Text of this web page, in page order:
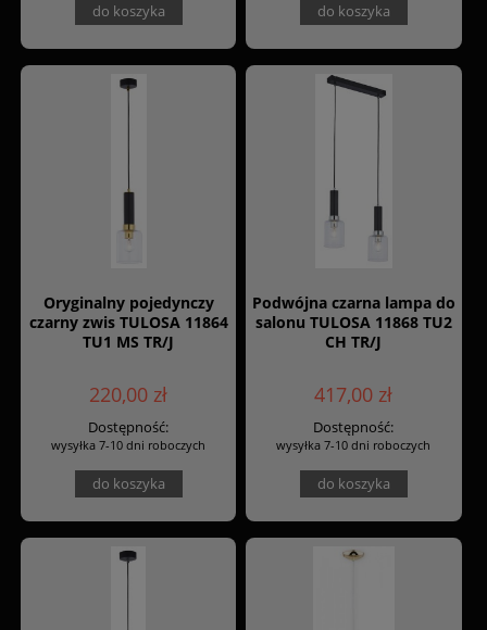
do koszyka do koszyka
Oryginalny pojedynczy
czarny zwis TULOSA 11864
TU1 MS TR/J
220,00 zł
Dostępność:
wysyłka 7-10 dni roboczych
do koszyka
Podwójna czarna lampa do
salonu TULOSA 11868 TU2
CH TR/J
417,00 zł
Dostępność:
wysyłka 7-10 dni roboczych
do koszyka